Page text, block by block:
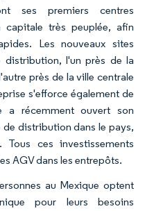
ses premiers centres
très peuplée, afin
Les nouveaux sites
distribution, l'un près de la
près de la ville centrale
s'efforce également de
a récemment ouvert son
distribution dans le pays,
ces investissements
AGV dans les entrepôts.
au Mexique optent
pour leurs besoins